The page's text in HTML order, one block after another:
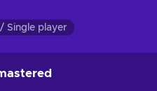
Single player